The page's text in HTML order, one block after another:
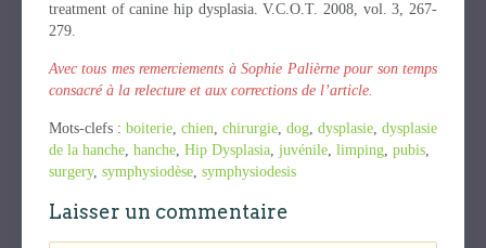
treatment of canine hip dysplasia. V.C.O.T. 2008, vol. 3, 267-
279.
Avec tous mes remerciements à Sophie Palièrne pour son temps
consacré à la relecture et aux corrections de l’article.
Mots-clefs : boiterie, chien, chirurgie, dog, dysplasie, dysplasie
de la hanche, hanche, Hip Dysplasia, juvénile, limping, pubis,
surgery, symphysiodèse, symphysiodesis
Laisser un commentaire